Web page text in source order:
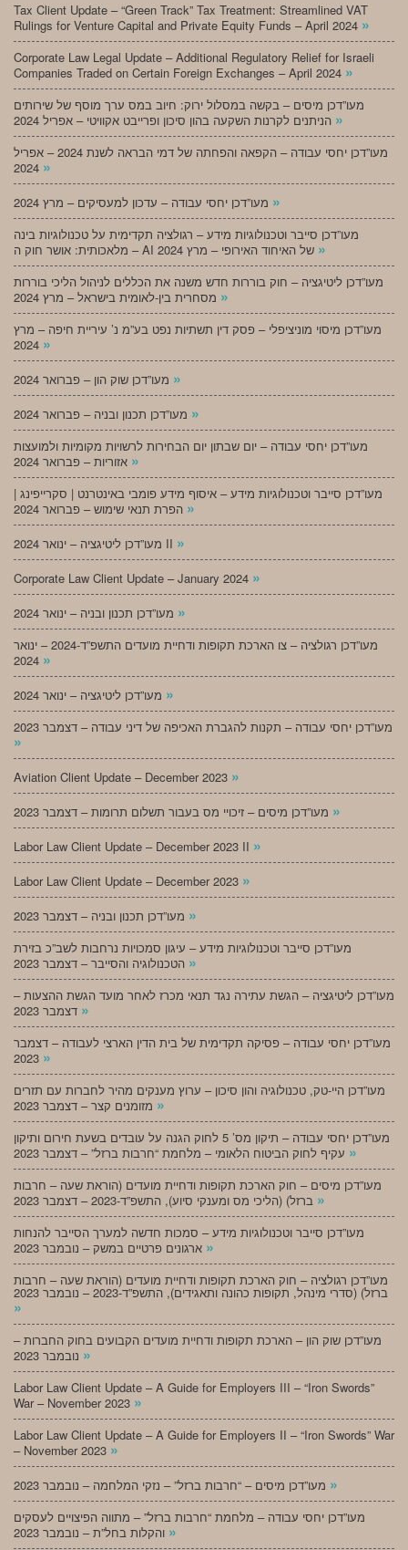
Tax Client Update – “Green Track” Tax Treatment: Streamlined VAT
Rulings for Venture Capital and Private Equity Funds – April 2024 »
Corporate Law Legal Update – Additional Regulatory Relief for Israeli
Companies Traded on Certain Foreign Exchanges – April 2024 »
מעו”דכן מיסים – בקשה במסלול ירוק: חיוב במס ערך מוסף של שירותים
»
מעו”דכן יחסי עבודה – הקפאה והפחתה של דמי הבראה לשנת 2024 – אפריל
»
»
מעו”דכן סייבר וטכנולוגיות מידע – רגולציה תקדימית על טכנולוגיות בינה
»
מעו”דכן ליטיגציה – חוק בוררות חדש משנה את הכללים לניהול הליכי בוררות
»
מעו”דכן מיסוי מוניציפלי – פסק דין תשתיות נפט בע”מ נ’ עיריית חיפה – מרץ
»
»
»
מעו”דכן יחסי עבודה – יום שבתון יום הבחירות לרשויות מקומיות ולמועצות
»
מעו”דכן סייבר וטכנולוגיות מידע – איסוף מידע פומבי באינטרנט | סקרייפינג |
»
מעו”דכן ליטיגציה – ינואר 2024 II »
Corporate Law Client Update – January 2024 »
»
מעו”דכן רגולציה – צו הארכת תקופות ודחיית מועדים התשפ”ד-2024 – ינואר
»
»
מעו”דכן יחסי עבודה – תקנות להגברת האכיפה של דיני עבודה – דצמבר 2023
»
Aviation Client Update – December 2023 »
»
Labor Law Client Update – December 2023 II »
Labor Law Client Update – December 2023 »
»
מעו”דכן סייבר וטכנולוגיות מידע – עיגון סמכויות נרחבות לשב”כ בזירת
»
מעו”דכן ליטיגציה – הגשת עתירה נגד תנאי מכרז לאחר מועד הגשת ההצעות –
»
מעו”דכן יחסי עבודה – פסיקה תקדימית של בית הדין הארצי לעבודה – דצמבר
»
מעו”דכן היי-טק, טכנולוגיה והון סיכון – ערוץ מענקים מהיר לחברות עם תזרים
»
מעו”דכן יחסי עבודה – תיקון מס’ 5 לחוק הגנה על עובדים בשעת חירום ותיקון
»
מעו”דכן מיסים – חוק הארכת תקופות ודחיית מועדים (הוראת שעה – חרבות
»
מעו”דכן סייבר וטכנולוגיות מידע – סמכות חדשה למערך הסייבר להנחות
»
מעו”דכן רגולציה – חוק הארכת תקופות ודחיית מועדים (הוראת שעה – חרבות
ברזל) (סדרי מינהל, תקופות כהונה ותאגידים), התשפ”ד-2023 – נובמבר 2023
»
מעו”דכן שוק הון – הארכת תקופות ודחיית מועדים הקבועים בחוק החברות –
»
Labor Law Client Update – A Guide for Employers III – “Iron Swords”
War – November 2023 »
Labor Law Client Update – A Guide for Employers II – “Iron Swords” War
– November 2023 »
»
מעו”דכן יחסי עבודה – מלחמת “חרבות ברזל” – מתווה הפיצויים לעסקים
»